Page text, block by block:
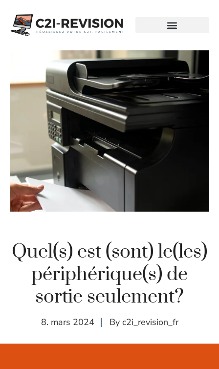
Quel(s) est (sont) le(les)
périphérique(s) de
sortie seulement?
8. mars 2024 By c2i_revision_fr